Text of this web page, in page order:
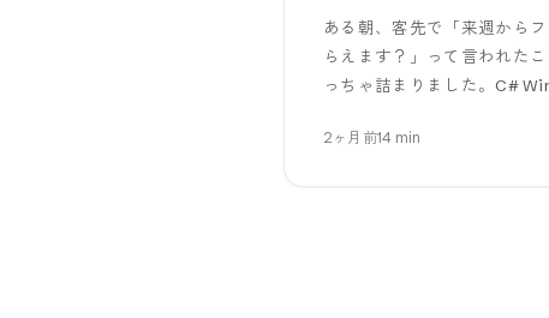
filter/map/reduce に
ある朝、客先で「来週から
らえます？」って言われた
っちゃ詰まりました。C#
2ヶ月前14 min